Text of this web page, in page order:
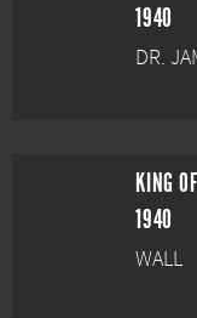
1940
DR.
KING
1940
WALL